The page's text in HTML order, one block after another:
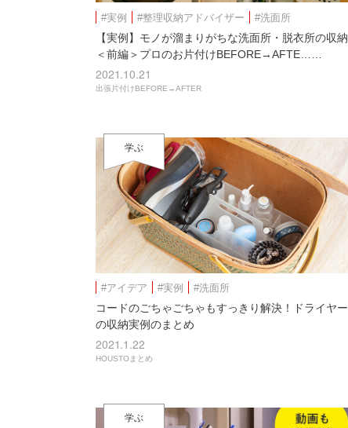
#実例 #整理収納アドバイザー #洗面所
【実例】モノが溜まりがちな洗面所・脱衣所の収納
＜前編＞プロのお片付けBEFORE→AFTE……
2021.10.21
出張片付けBEFORE→AFTER
学ぶ
#アイデア #実例 #洗面所
コードのごちゃごちゃもすっきり解決！ドライヤー
の収納実例のまとめ
2021.1.22
HOUSTOまとめ
学ぶ